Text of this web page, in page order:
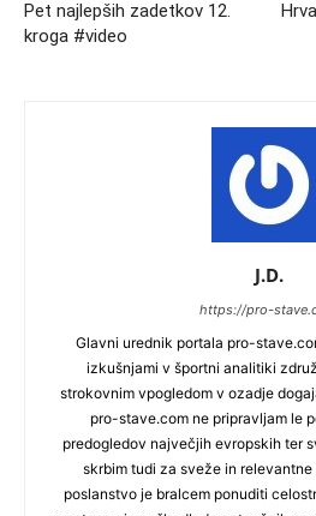
Pet najlepših zadetkov 12.
kroga #video
J.D.
https://pro-
Glavni urednik portala pro-
izkušnjami v športni analitiki
strokovnim vpogledom v ozadje
pro-stave.com ne pripravljam le
predogledov največjih evropskih ter
skrbim tudi za sveže in
poslanstvo je bralcem ponuditi